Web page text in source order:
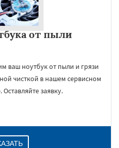
от пыли
ваш ноутбук от пыли и грязи
чисткой в нашем сервисном
заявку.